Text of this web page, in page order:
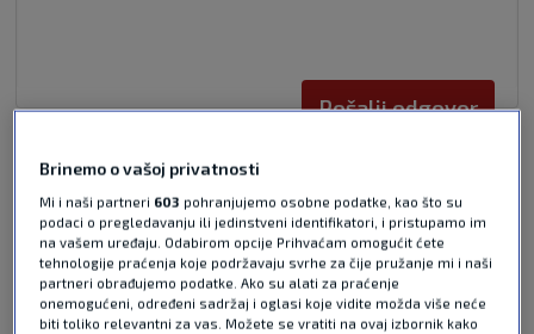
Pošalji odgovor
Pošalji
Brinemo o vašoj privatnosti
Mi i naši partneri 603 pohranjujemo osobne podatke, kao što su
podaci o pregledavanju ili jedinstveni identifikatori, i pristupamo im
na vašem uređaju. Odabirom opcije Prihvaćam omogućit ćete
tehnologije praćenja koje podržavaju svrhe za čije pružanje mi i naši
partneri obrađujemo podatke. Ako su alati za praćenje
onemogućeni, određeni sadržaj i oglasi koje vidite možda više neće
biti toliko relevantni za vas. Možete se vratiti na ovaj izbornik kako